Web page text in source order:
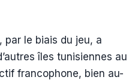
le biais du jeu, a
îles tunisiennes au
francophone, bien au-